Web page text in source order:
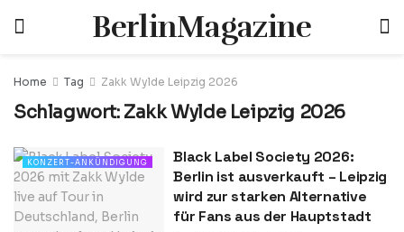
BerlinMagazine
Home Tag Zakk Wylde Leipzig 2026
Schlagwort: Zakk Wylde Leipzig 2026
KONZERT-ANKÜNDIGUNG
Black Label Society 2026:
Berlin ist ausverkauft – Leipzig
wird zur starken Alternative
für Fans aus der Hauptstadt